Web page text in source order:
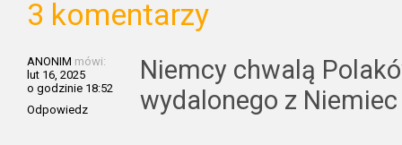
3 komentarzy
ANONIM mówi:
lut 16, 2025
o godzinie 18:52
Odpowiedz
Niemcy chwalą
wydalonego z